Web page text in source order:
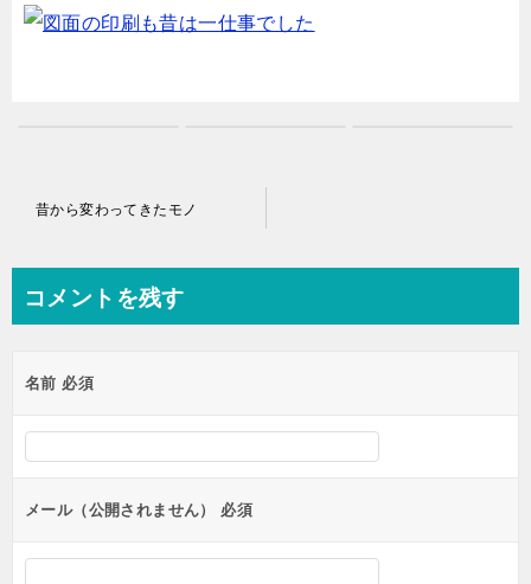
ビ
ー
シ
ン
昔から変わってきたモノ
コメントを残す
名前 必須
メール（公開されません） 必須